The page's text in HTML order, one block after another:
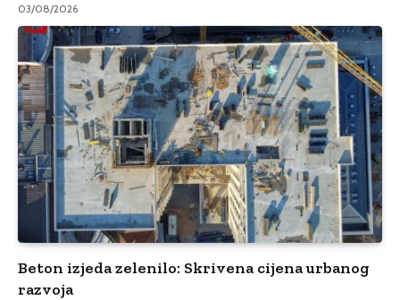
03/08/2026
Beton izjeda zelenilo: Skrivena cijena urbanog
razvoja